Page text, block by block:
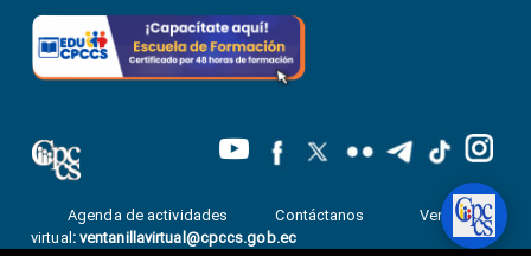
Agenda de actividades Contáctanos
Ventanilla
virtual : ventanillavirtual@cpccs.gob.ec